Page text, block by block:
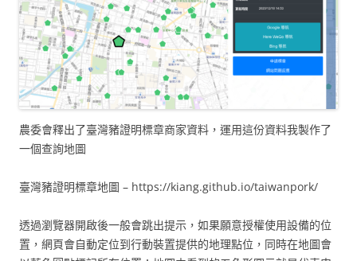
農委會釋出了臺灣豬證明標章商家資料，運用這份資料我製作了
一個查詢地圖
臺灣豬證明標章地圖 – https://kiang.github.io/taiwanpork/
透過瀏覽器開啟後一般會跳出提示，如果願意授權使用設備的位
置，網頁會自動定位到行動裝置提供的地理點位，同時在地圖會